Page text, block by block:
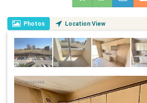
Photos Location View